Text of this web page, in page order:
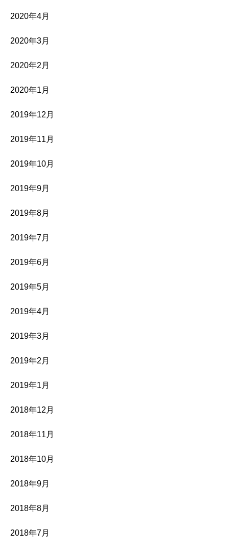
2020年4月
2020年3月
2020年2月
2020年1月
2019年12月
2019年11月
2019年10月
2019年9月
2019年8月
2019年7月
2019年6月
2019年5月
2019年4月
2019年3月
2019年2月
2019年1月
2018年12月
2018年11月
2018年10月
2018年9月
2018年8月
2018年7月